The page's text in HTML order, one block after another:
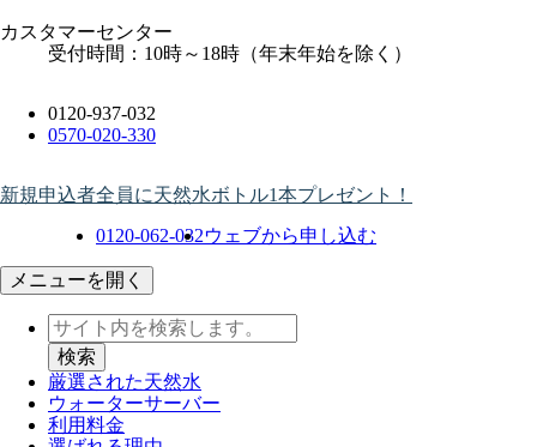
カスタマーセンター
受付時間：10時～18時（年末年始を除く）
0120-937-032
0570-020-330
新規申込者全員に天然水ボトル1本プレゼント！
0120-062-032ウェブから申し込む
メニューを開く
厳選された天然水
ウォーターサーバー
利用料金